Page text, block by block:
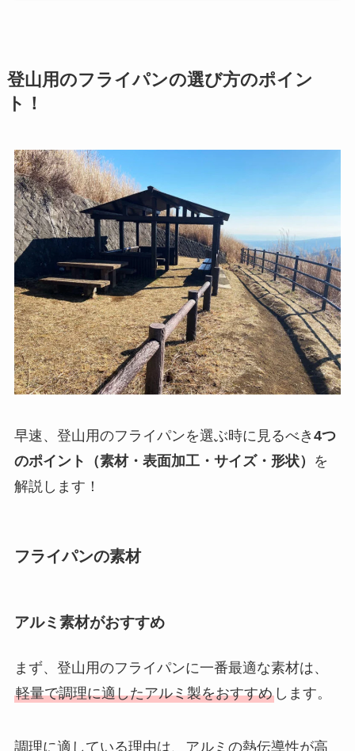
登山用のフライパンの選び方のポイン
ト！
早速、登山用のフライパンを選ぶ時に見るべき 4つ
のポイント（素材・表面加工・サイズ・形状）
を
解説します！
フライパンの素材
アルミ素材がおすすめ
まず、登山用のフライパンに一番最適な素材は、
軽量で調理に適したアルミ製をおすすめします。
調理に適している理由は、 アルミの熱伝導性が高